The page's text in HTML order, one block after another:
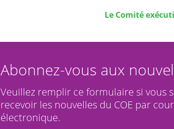
Le Comité
Abonnez-vous aux
Veuillez remplir ce formulaire si vous
recevoir les nouvelles du COE par
électronique.